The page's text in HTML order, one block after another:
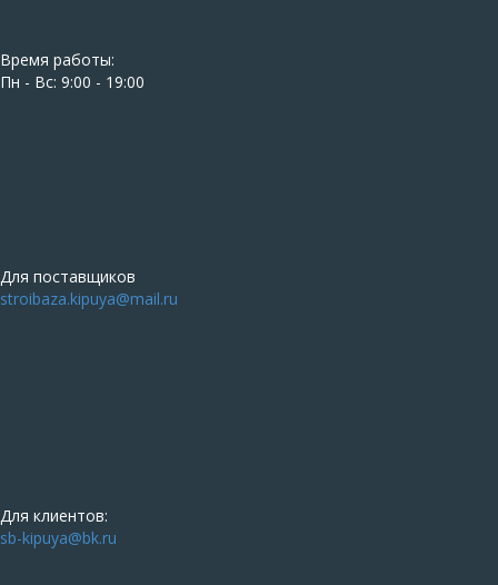
Время работы:
Пн - Вс: 9:00 - 19:00
Для поставщиков
stroibaza.kipuya@mail.ru
Для клиентов:
sb-kipuya@bk.ru